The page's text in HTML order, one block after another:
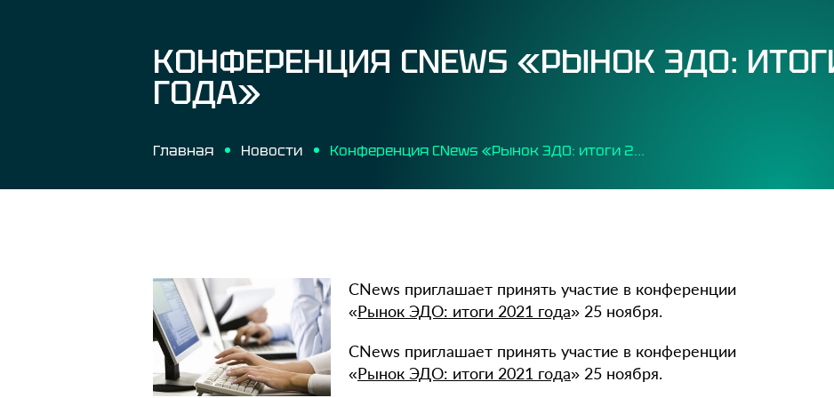
КОНФЕРЕНЦИЯ CNEWS «РЫНОК ЭДО:
ГОДА»
Главная Новости Конференция CNews «Рынок ЭДО: итоги 2021 года»
CNews приглашает принять участие в конференции
«Рынок ЭДО: итоги 2021 года» 25 ноября.
CNews приглашает принять участие в конференции
«Рынок ЭДО: итоги 2021 года» 25 ноября.